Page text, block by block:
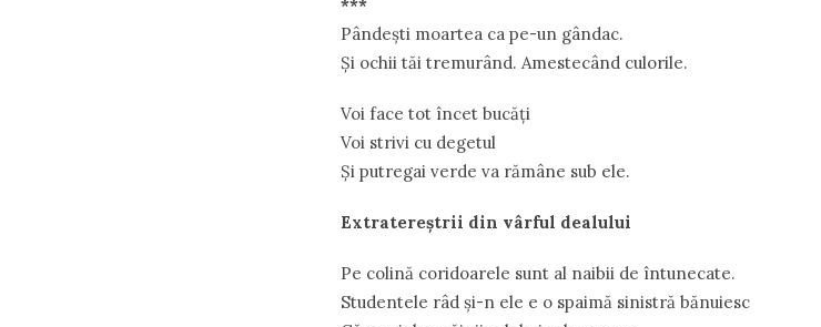
***
Pândeşti moartea ca pe-un gândac.
Şi ochii tăi tremurând. Amestecând culorile.
Voi face tot încet bucăţi
Voi strivi cu degetul
Şi putregai verde va rămâne sub ele.
Extratereştrii din vârful dealului
Pe colină coridoarele sunt al naibii de întunecate.
Studentele râd şi-n ele e o spaimă sinistră bănuiesc